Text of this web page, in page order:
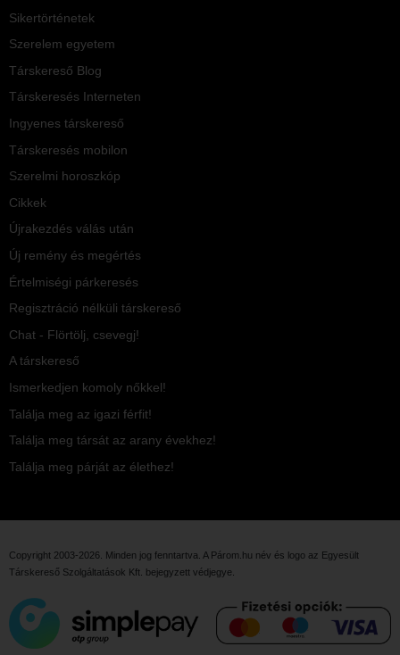
Sikertörténetek
Szerelem egyetem
Társkereső Blog
Társkeresés Interneten
Ingyenes társkereső
Társkeresés mobilon
Szerelmi horoszkóp
Cikkek
Újrakezdés válás után
Új remény és megértés
Értelmiségi párkeresés
Regisztráció nélküli társkereső
Chat - Flörtölj, csevegj!
A társkereső
Ismerkedjen komoly nőkkel!
Találja meg az igazi férfit!
Találja meg társát az arany évekhez!
Találja meg párját az élethez!
Copyright 2003-2026. Minden jog fenntartva. A Párom.hu név és logo az Egyesült
Társkereső Szolgáltatások Kft. bejegyzett védjegye.